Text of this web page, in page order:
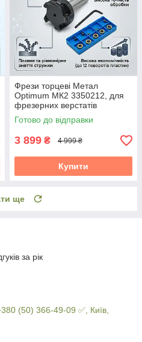
Фрези торцеві Метал
Optimum МК2 3350212, для
фрезерних верстатів
Готово до відправки
3 899 ₴ 4 999 ₴
Купити
ще
за рік
(50) 366-49-09 ✅, Київ,